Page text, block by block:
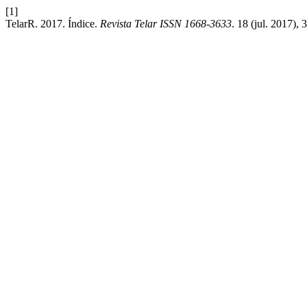
[1]
TelarR. 2017. Índice. Revista Telar ISSN 1668-3633. 18 (jul. 2017),